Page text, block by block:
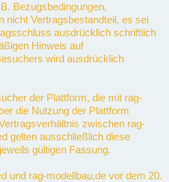
Bezugsbedingungen,
nicht Vertragsbestandteil, es sei
ausdrücklich schriftlich
Hinweis auf
wird ausdrücklich
der Plattform, die mit rag-
die Nutzung der Plattform
zwischen rag-
gelten ausschließlich diese
gültigen Fassung.
und rag-modellbau.de vor dem 20.